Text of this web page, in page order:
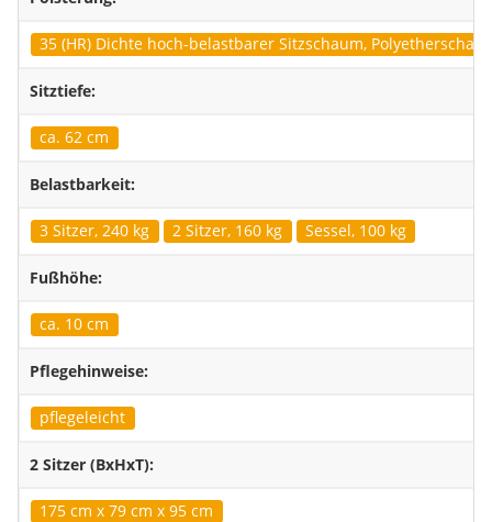
35 (HR) Dichte hoch-belastbarer Sitzschaum,
Sitztiefe:
ca. 62 cm
Belastbarkeit:
3 Sitzer, 240 kg 2 Sitzer, 160 kg Sessel, 100 kg
Fußhöhe:
ca. 10 cm
Pflegehinweise:
pflegeleicht
2 Sitzer (BxHxT):
175 cm x 79 cm x 95 cm